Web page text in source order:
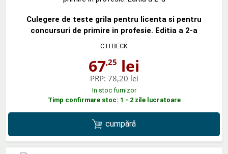
Culegere de teste grila pentru licenta si pentru
concursuri de primire in profesie. Editia a 2-a
C.H.BECK
67,25 lei
PRP: 78,20 lei
In stoc furnizor
Timp confirmare stoc: 1 - 2 zile lucratoare
cumpără